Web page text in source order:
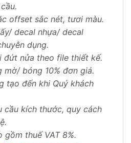
offset sắc nét, tươi màu.
decal nhựa/ decal
dụng.
đứt nửa theo file thiết kế.
mờ/ bóng 10% đơn giá.
tạo đến khi Quý khách
cầu kích thước, quy cách
gồm thuế VAT 8%.